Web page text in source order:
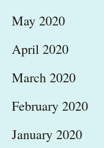
May 2020
April 2020
March 2020
February 2020
January 2020